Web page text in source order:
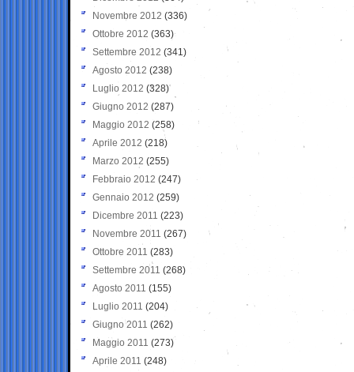
Novembre 2012 (336)
Ottobre 2012 (363)
Settembre 2012 (341)
Agosto 2012 (238)
Luglio 2012 (328)
Giugno 2012 (287)
Maggio 2012 (258)
Aprile 2012 (218)
Marzo 2012 (255)
Febbraio 2012 (247)
Gennaio 2012 (259)
Dicembre 2011 (223)
Novembre 2011 (267)
Ottobre 2011 (283)
Settembre 2011 (268)
Agosto 2011 (155)
Luglio 2011 (204)
Giugno 2011 (262)
Maggio 2011 (273)
Aprile 2011 (248)